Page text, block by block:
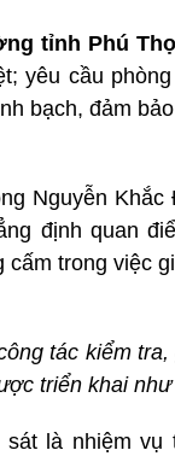
tỉnh Phú
yêu cầu
bạch, đảm
Nguyễn
định quan
cấm trong việc
tác kiểm
triển khai
sát là nhiệm